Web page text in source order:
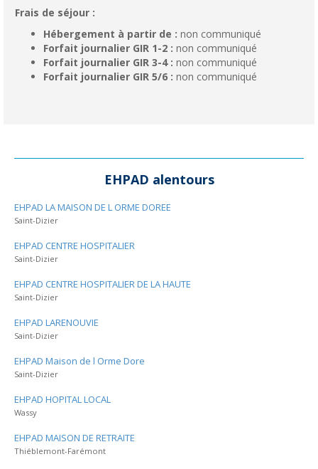
Frais de séjour :
Hébergement à partir de : non communiqué
Forfait journalier GIR 1-2 : non communiqué
Forfait journalier GIR 3-4 : non communiqué
Forfait journalier GIR 5/6 : non communiqué
EHPAD alentours
EHPAD LA MAISON DE L ORME DOREE
Saint-Dizier
EHPAD CENTRE HOSPITALIER
Saint-Dizier
EHPAD CENTRE HOSPITALIER DE LA HAUTE
Saint-Dizier
EHPAD LARENOUVIE
Saint-Dizier
EHPAD Maison de l Orme Dore
Saint-Dizier
EHPAD HOPITAL LOCAL
Wassy
EHPAD MAISON DE RETRAITE
Thiéblemont-Farémont